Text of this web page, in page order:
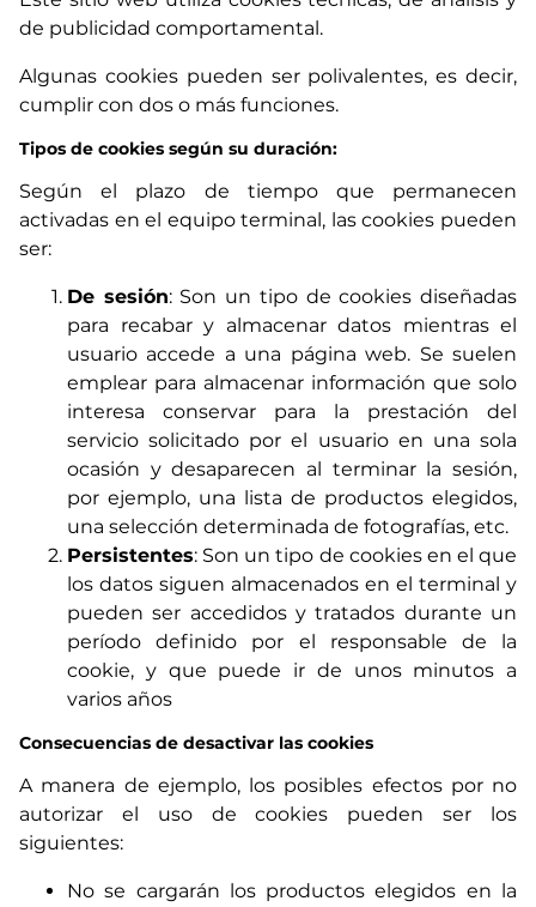
de publicidad comportamental.
Algunas cookies pueden ser polivalentes, es decir,
cumplir con dos o más funciones.
Tipos de cookies según su duración:
Según el plazo de tiempo que permanecen
activadas en el equipo terminal, las cookies pueden
ser:
De sesión: Son un tipo de cookies diseñadas
para recabar y almacenar datos mientras el
usuario accede a una página web. Se suelen
emplear para almacenar información que solo
interesa conservar para la prestación del
servicio solicitado por el usuario en una sola
ocasión y desaparecen al terminar la sesión,
por ejemplo, una lista de productos elegidos,
una selección determinada de fotografías, etc.
Persistentes: Son un tipo de cookies en el que
los datos siguen almacenados en el terminal y
pueden ser accedidos y tratados durante un
período definido por el responsable de la
cookie, y que puede ir de unos minutos a
varios años
Consecuencias de desactivar las cookies
A manera de ejemplo, los posibles efectos por no
autorizar el uso de cookies pueden ser los
siguientes:
No se cargarán los productos elegidos en la